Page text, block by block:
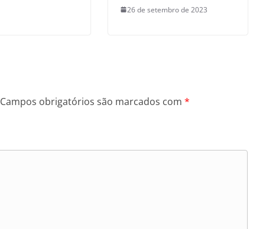
26 de setembro de 2023
Campos obrigatórios são marcados com *